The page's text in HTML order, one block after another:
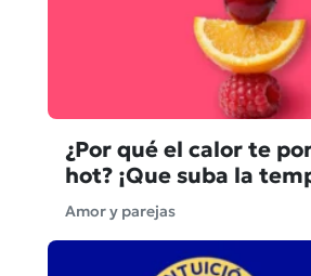
¿Por qué el calor te
hot? ¡Que suba la
Amor y parejas